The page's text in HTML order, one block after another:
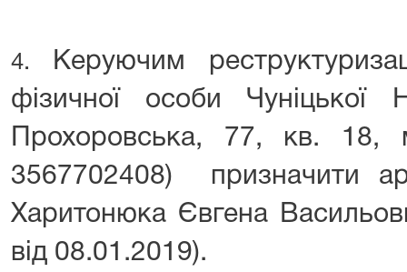
4.
Керуючим
фізичної особи
Чуніцької
Прохоровська, 77, кв.
3567702408) призначити
Харитонюка Євгена
від 08.01.2019).